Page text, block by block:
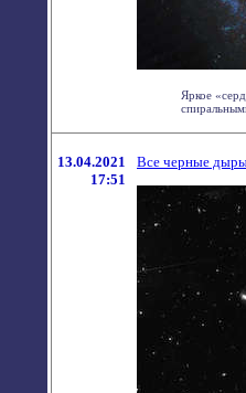
Яркое
13.04.2021
17:51
Все черные дыры